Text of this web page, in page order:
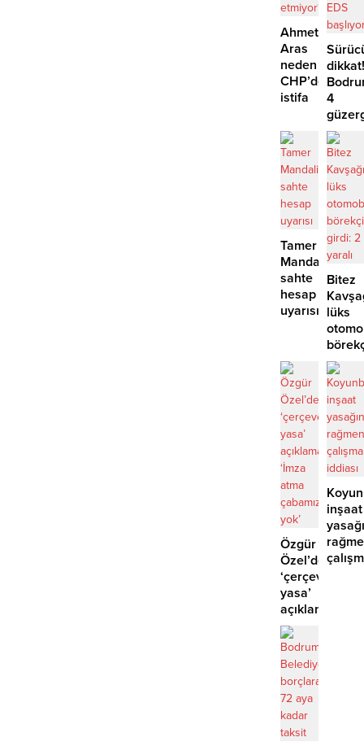
Ahmet
Aras
neden
CHP’den
istifa
etmiyor?
dikkat!
4
EDS
Tamer
sahte
hesap
uyarısı
Bitez
lüks
girdi:
2
yaralı
Özgür
Özel’den
‘çerçeve
yasa’
açıklaması:
‘İmza
atma
çabamız
yok’
inşaat